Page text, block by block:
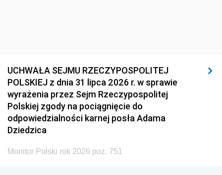
UCHWAŁA SEJMU RZECZYPOSPOLITEJ
POLSKIEJ z dnia 31 lipca 2026 r. w sprawie
wyrażenia przez Sejm Rzeczypospolitej
Polskiej zgody na pociągnięcie do
odpowiedzialności karnej posła Adama
Dziedzica
Monitor Polski rok 2026 poz. 751